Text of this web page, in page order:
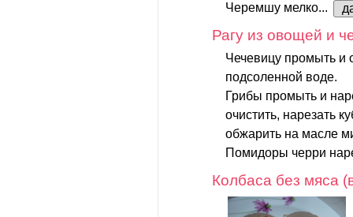
Черемшу мелко...
Рагу из овощей и
Чечевицу промыть и
подсоленной воде.
Грибы промыть и
очистить, нарезать
обжарить на масле
Помидоры черри
Колбаса без мяса